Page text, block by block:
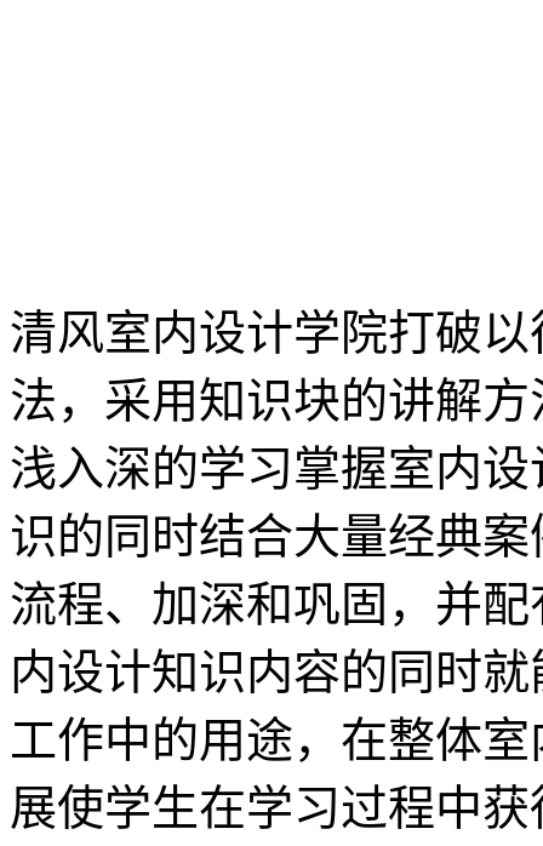
清风室内设计学院打破以
法，采用知识块的讲解
浅入深的学习掌握室内
识的同时结合大量经典
流程、加深和巩固，并
内设计知识内容的同时
工作中的用途，在整体
展使学生在学习过程中